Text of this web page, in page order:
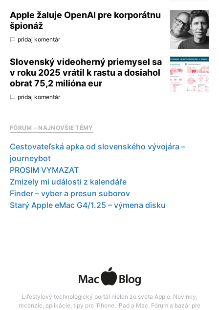
Apple žaluje OpenAI pre korporátnu
špionáž
pridaj komentár
Slovenský videoherný priemysel sa
v roku 2025 vrátil k rastu a dosiahol
obrat 75,2 milióna eur
pridaj komentár
FÓRUM – NAJNOVŠIE TÉMY
Cestovateľská apka od slovenského vývojára –
journeybot
PROSIM VYMAZAT
Zmizely mi události z kalendáře
Finder – vyber a presun suborov
Starý Apple eMac G4/1.25 – výmena disku
Lifestylový technologický portál nielen zo sveta Apple. Novinky,
recenzie, aplikácie, tipy pre iPhone, iPad a Mac. Fórum a bazár pre